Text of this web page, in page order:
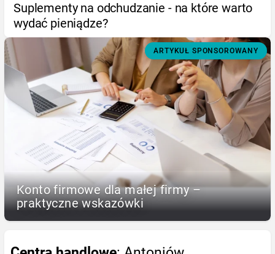
Suplementy na odchudzanie - na które warto
wydać pieniądze?
ARTYKUŁ SPONSOROWANY
Konto firmowe dla małej firmy –
praktyczne wskazówki